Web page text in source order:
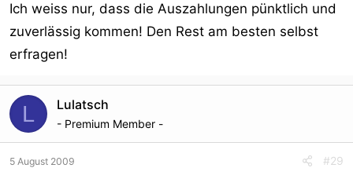
Ich weiss nur, dass die Auszahlungen pünktlich und
zuverlässig kommen! Den Rest am besten selbst
erfragen!
L Lulatsch
- Premium Member -
5 August 2009 #29